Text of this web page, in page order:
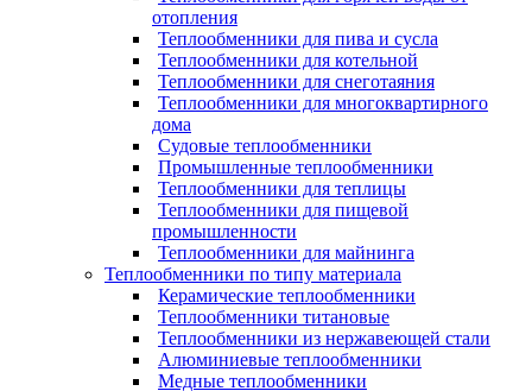
отопления
Теплообменники для пива и сусла
Теплообменники для котельной
Теплообменники для снеготаяния
Теплообменники для многоквартирного
дома
Судовые теплообменники
Промышленные теплообменники
Теплообменники для теплицы
Теплообменники для пищевой
промышленности
Теплообменники для майнинга
Теплообменники по типу материала
Керамические теплообменники
Теплообменники титановые
Теплообменники из нержавеющей стали
Алюминиевые теплообменники
Медные теплообменники